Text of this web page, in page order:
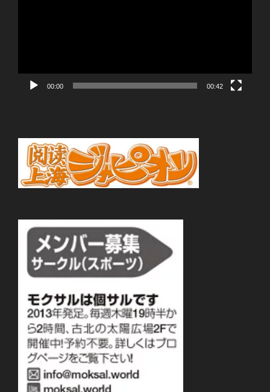
00:00 00:42